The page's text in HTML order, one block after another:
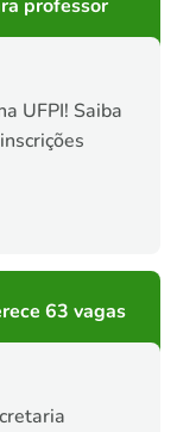
professor
UFPI! Saiba
63 vagas